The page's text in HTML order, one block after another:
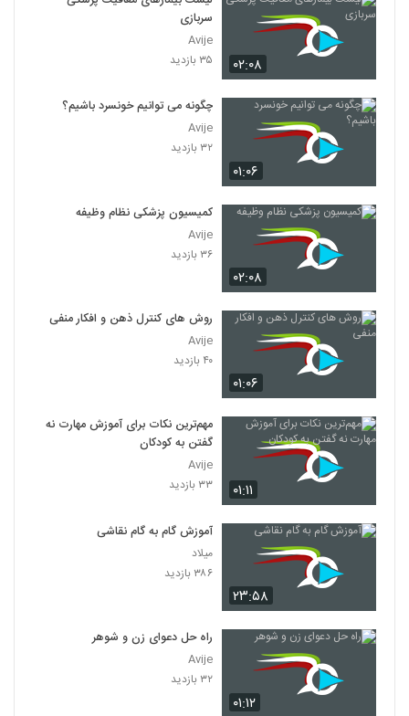
۰۲:۰۸
سربازی
Avije
۳۵ بازدید
۰۱:۰۶
چگونه می توانیم خونسرد باشیم؟
Avije
۳۲ بازدید
۰۲:۰۸
کمیسیون پزشکی نظام وظیفه
Avije
۳۶ بازدید
۰۱:۰۶
روش های کنترل ذهن و افکار منفی
Avije
۴۰ بازدید
۰۱:۱۱
مهم‌ترین نکات برای آموزش مهارت نه
گفتن به کودکان
Avije
۳۳ بازدید
۲۳:۵۸
آموزش گام به گام نقاشی
میلاد
۳۸۶ بازدید
۰۱:۱۲
راه حل دعوای زن و شوهر
Avije
۳۲ بازدید